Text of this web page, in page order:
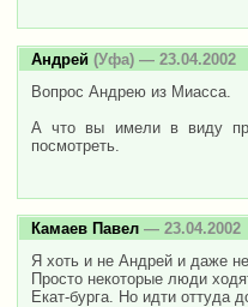
Андрей (Уфа) — 23.04.2002
Вопрос Андрею из Миасса.
А что вы имели в виду
посмотреть.
Камаев Павел — 23.04.2002
Я хоть и не Андрей и даже
Просто некоторые люди
Екат-бурга. Но идти оттуда